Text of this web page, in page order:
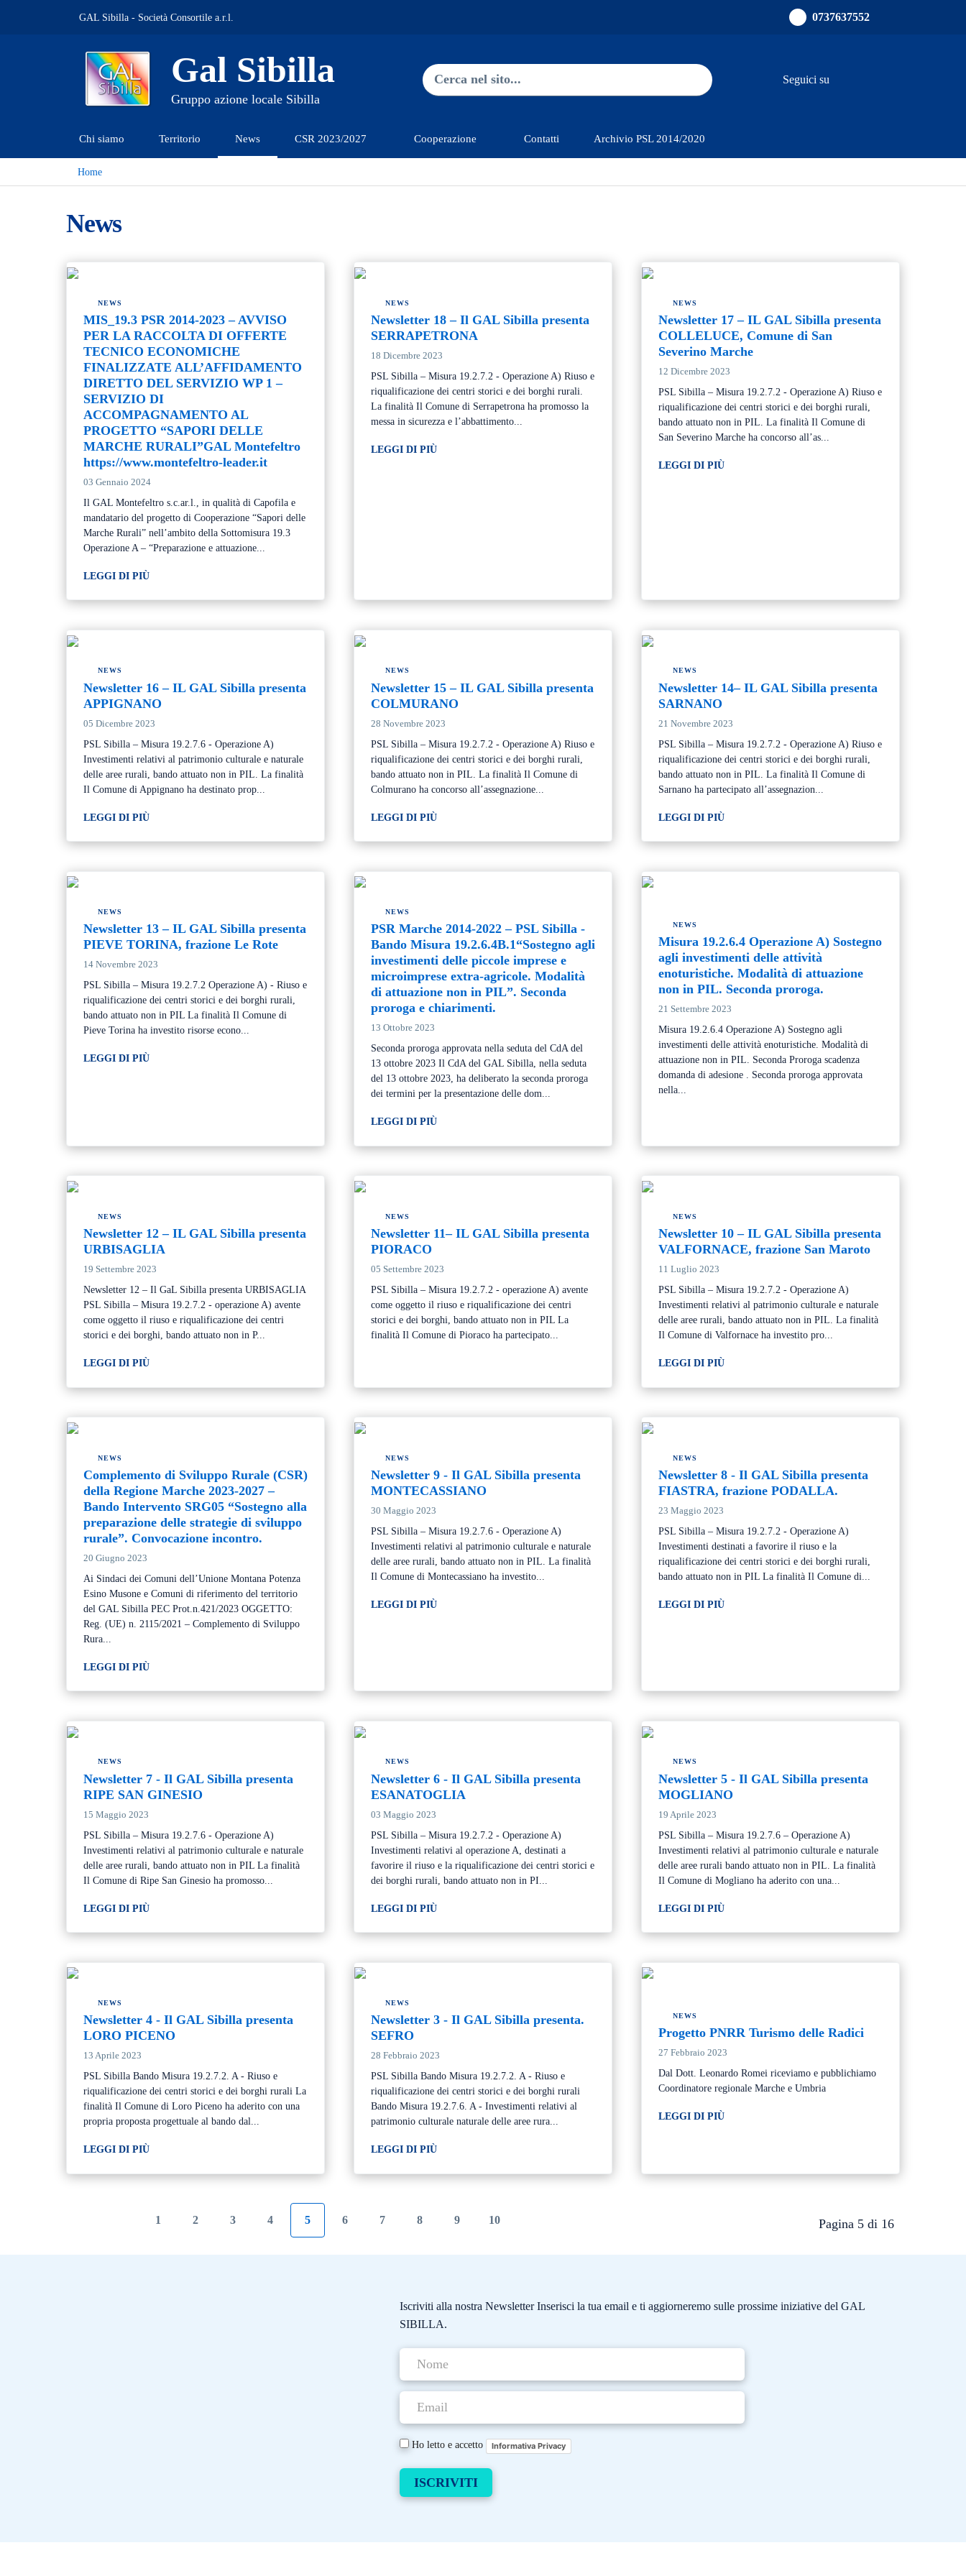
GAL Sibilla - Società Consortile a.r.l. 0737637552
Gal Sibilla
Gruppo azione locale Sibilla Ricerca nel sito
Seguici su
Chi siamo Territorio News CSR 2023/2027 Cooperazione Contatti Archivio PSL 2014/2020
Home
News
NEWS
MIS_19.3 PSR 2014-2023 – AVVISO
PER LA RACCOLTA DI OFFERTE
TECNICO ECONOMICHE
FINALIZZATE ALL’AFFIDAMENTO
DIRETTO DEL SERVIZIO WP 1 –
SERVIZIO DI
ACCOMPAGNAMENTO AL
PROGETTO “SAPORI DELLE
MARCHE RURALI”GAL Montefeltro
https://www.montefeltro-leader.it
03 Gennaio 2024
Il GAL Montefeltro s.c.ar.l., in qualità di Capofila e
mandatario del progetto di Cooperazione “Sapori delle
Marche Rurali” nell’ambito della Sottomisura 19.3
Operazione A – “Preparazione e attuazione...
LEGGI DI PIÙ
NEWS
Newsletter 18 – Il GAL Sibilla presenta
SERRAPETRONA
18 Dicembre 2023
PSL Sibilla – Misura 19.2.7.2 - Operazione A) Riuso e
riqualificazione dei centri storici e dei borghi rurali.
La finalità Il Comune di Serrapetrona ha promosso la
messa in sicurezza e l’abbattimento...
LEGGI DI PIÙ
NEWS
Newsletter 17 – IL GAL Sibilla presenta
COLLELUCE, Comune di San
Severino Marche
12 Dicembre 2023
PSL Sibilla – Misura 19.2.7.2 - Operazione A) Riuso e
riqualificazione dei centri storici e dei borghi rurali,
bando attuato non in PIL. La finalità Il Comune di
San Severino Marche ha concorso all’as...
LEGGI DI PIÙ
NEWS
Newsletter 16 – IL GAL Sibilla presenta
APPIGNANO
05 Dicembre 2023
PSL Sibilla – Misura 19.2.7.6 - Operazione A)
Investimenti relativi al patrimonio culturale e naturale
delle aree rurali, bando attuato non in PIL. La finalità
Il Comune di Appignano ha destinato prop...
LEGGI DI PIÙ
NEWS
Newsletter 15 – IL GAL Sibilla presenta
COLMURANO
28 Novembre 2023
PSL Sibilla – Misura 19.2.7.2 - Operazione A) Riuso e
riqualificazione dei centri storici e dei borghi rurali,
bando attuato non in PIL. La finalità Il Comune di
Colmurano ha concorso all’assegnazione...
LEGGI DI PIÙ
NEWS
Newsletter 14– IL GAL Sibilla presenta
SARNANO
21 Novembre 2023
PSL Sibilla – Misura 19.2.7.2 - Operazione A) Riuso e
riqualificazione dei centri storici e dei borghi rurali,
bando attuato non in PIL. La finalità Il Comune di
Sarnano ha partecipato all’assegnazion...
LEGGI DI PIÙ
NEWS
Newsletter 13 – IL GAL Sibilla presenta
PIEVE TORINA, frazione Le Rote
14 Novembre 2023
PSL Sibilla – Misura 19.2.7.2 Operazione A) - Riuso e
riqualificazione dei centri storici e dei borghi rurali,
bando attuato non in PIL La finalità Il Comune di
Pieve Torina ha investito risorse econo...
LEGGI DI PIÙ
NEWS
PSR Marche 2014-2022 – PSL Sibilla -
Bando Misura 19.2.6.4B.1“Sostegno agli
investimenti delle piccole imprese e
microimprese extra-agricole. Modalità
di attuazione non in PIL”. Seconda
proroga e chiarimenti.
13 Ottobre 2023
Seconda proroga approvata nella seduta del CdA del
13 ottobre 2023 Il CdA del GAL Sibilla, nella seduta
del 13 ottobre 2023, ha deliberato la seconda proroga
dei termini per la presentazione delle dom...
LEGGI DI PIÙ
NEWS
Misura 19.2.6.4 Operazione A) Sostegno
agli investimenti delle attività
enoturistiche. Modalità di attuazione
non in PIL. Seconda proroga.
21 Settembre 2023
Misura 19.2.6.4 Operazione A) Sostegno agli
investimenti delle attività enoturistiche. Modalità di
attuazione non in PIL. Seconda Proroga scadenza
domanda di adesione . Seconda proroga approvata
nella...
NEWS
Newsletter 12 – IL GAL Sibilla presenta
URBISAGLIA
19 Settembre 2023
Newsletter 12 – Il GaL Sibilla presenta URBISAGLIA
PSL Sibilla – Misura 19.2.7.2 - operazione A) avente
come oggetto il riuso e riqualificazione dei centri
storici e dei borghi, bando attuato non in P...
LEGGI DI PIÙ
NEWS
Newsletter 11– IL GAL Sibilla presenta
PIORACO
05 Settembre 2023
PSL Sibilla – Misura 19.2.7.2 - operazione A) avente
come oggetto il riuso e riqualificazione dei centri
storici e dei borghi, bando attuato non in PIL La
finalità Il Comune di Pioraco ha partecipato...
NEWS
Newsletter 10 – IL GAL Sibilla presenta
VALFORNACE, frazione San Maroto
11 Luglio 2023
PSL Sibilla – Misura 19.2.7.2 - Operazione A)
Investimenti relativi al patrimonio culturale e naturale
delle aree rurali, bando attuato non in PIL. La finalità
Il Comune di Valfornace ha investito pro...
LEGGI DI PIÙ
NEWS
Complemento di Sviluppo Rurale (CSR)
della Regione Marche 2023-2027 –
Bando Intervento SRG05 “Sostegno alla
preparazione delle strategie di sviluppo
rurale”. Convocazione incontro.
20 Giugno 2023
Ai Sindaci dei Comuni dell’Unione Montana Potenza
Esino Musone e Comuni di riferimento del territorio
del GAL Sibilla PEC Prot.n.421/2023 OGGETTO:
Reg. (UE) n. 2115/2021 – Complemento di Sviluppo
Rura...
LEGGI DI PIÙ
NEWS
Newsletter 9 - Il GAL Sibilla presenta
MONTECASSIANO
30 Maggio 2023
PSL Sibilla – Misura 19.2.7.6 - Operazione A)
Investimenti relativi al patrimonio culturale e naturale
delle aree rurali, bando attuato non in PIL. La finalità
Il Comune di Montecassiano ha investito...
LEGGI DI PIÙ
NEWS
Newsletter 8 - Il GAL Sibilla presenta
FIASTRA, frazione PODALLA.
23 Maggio 2023
PSL Sibilla – Misura 19.2.7.2 - Operazione A)
Investimenti destinati a favorire il riuso e la
riqualificazione dei centri storici e dei borghi rurali,
bando attuato non in PIL La finalità Il Comune di...
LEGGI DI PIÙ
NEWS
Newsletter 7 - Il GAL Sibilla presenta
RIPE SAN GINESIO
15 Maggio 2023
PSL Sibilla – Misura 19.2.7.6 - Operazione A)
Investimenti relativi al patrimonio culturale e naturale
delle aree rurali, bando attuato non in PIL La finalità
Il Comune di Ripe San Ginesio ha promosso...
LEGGI DI PIÙ
NEWS
Newsletter 6 - Il GAL Sibilla presenta
ESANATOGLIA
03 Maggio 2023
PSL Sibilla – Misura 19.2.7.2 - Operazione A)
Investimenti relativi al operazione A, destinati a
favorire il riuso e la riqualificazione dei centri storici e
dei borghi rurali, bando attuato non in PI...
LEGGI DI PIÙ
NEWS
Newsletter 5 - Il GAL Sibilla presenta
MOGLIANO
19 Aprile 2023
PSL Sibilla – Misura 19.2.7.6 – Operazione A)
Investimenti relativi al patrimonio culturale e naturale
delle aree rurali bando attuato non in PIL. La finalità
Il Comune di Mogliano ha aderito con una...
LEGGI DI PIÙ
NEWS
Newsletter 4 - Il GAL Sibilla presenta
LORO PICENO
13 Aprile 2023
PSL Sibilla Bando Misura 19.2.7.2. A - Riuso e
riqualificazione dei centri storici e dei borghi rurali La
finalità Il Comune di Loro Piceno ha aderito con una
propria proposta progettuale al bando dal...
LEGGI DI PIÙ
NEWS
Newsletter 3 - Il GAL Sibilla presenta.
SEFRO
28 Febbraio 2023
PSL Sibilla Bando Misura 19.2.7.2. A - Riuso e
riqualificazione dei centri storici e dei borghi rurali
Bando Misura 19.2.7.6. A - Investimenti relativi al
patrimonio culturale naturale delle aree rura...
LEGGI DI PIÙ
NEWS
Progetto PNRR Turismo delle Radici
27 Febbraio 2023
Dal Dott. Leonardo Romei riceviamo e pubblichiamo
Coordinatore regionale Marche e Umbria
LEGGI DI PIÙ
Pagina 5 di 16
1 2 3 4 5 6 7 8 9 10
Iscriviti alla nostra Newsletter Inserisci la tua email e ti aggiorneremo sulle prossime iniziative del GAL
SIBILLA.
Ho letto e accetto Informativa Privacy